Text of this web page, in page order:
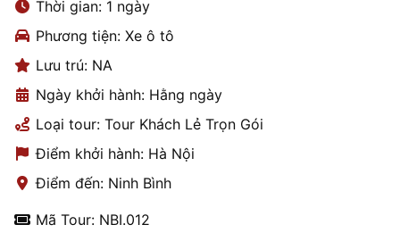
Thời gian: 1 ngày
Phương tiện: Xe ô tô
Lưu trú: NA
Ngày khởi hành: Hằng ngày
Loại tour: Tour Khách Lẻ Trọn Gói
Điểm khởi hành: Hà Nội
Điểm đến: Ninh Bình
Mã Tour: NBI.012